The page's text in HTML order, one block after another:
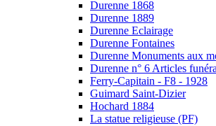
Durenne 1868
Durenne 1889
Durenne Eclairage
Durenne Fontaines
Durenne Monuments aux
Durenne n° 6 Articles
Ferry-Capitain - F8 - 1928
Guimard Saint-Dizier
Hochard 1884
La statue religieuse (PF)